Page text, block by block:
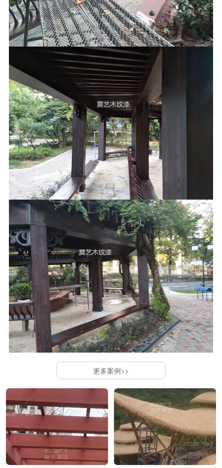
更多案例>>